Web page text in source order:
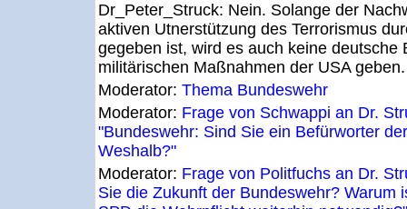
Dr_Peter_Struck: Nein. Solange der
aktiven Utnerstützung des Terrorismus
gegeben ist, wird es auch keine deutsche
militärischen Maßnahmen der USA geben.
Moderator: Thema Bundeswehr
Moderator: Frage von Schwappi an Dr.
"Bundeswehr: Sind Sie ein Befürworter
Weshalb?"
Moderator: Frage von Politfuchs an Dr.
Sie die Zukunft der Bundeswehr? Warum